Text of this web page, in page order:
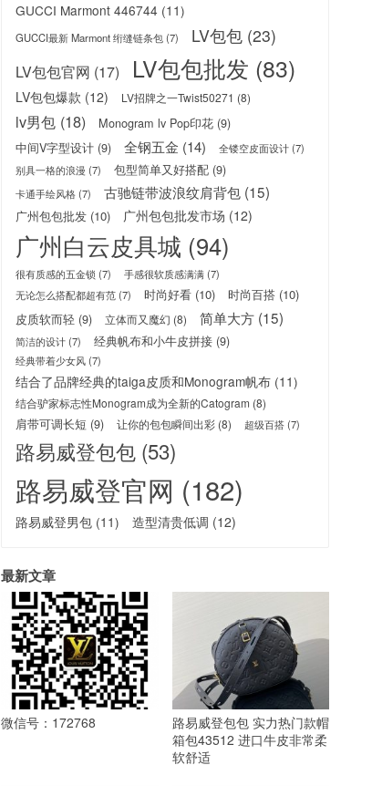
GUCCI Marmont 446744 (11)
GUCCI最新 Marmont 绗缝链条包(7) LV包包 (23)
LV包包官网 (17) LV包包批发 (83)
LV包包爆款 (12) LV招牌之一Twist50271 (8)
lv男包 (18) Monogram lv Pop印花 (9)
中间V字型设计 (9) 全钢五金 (14) 全镂空皮面设计(7)
别具一格的浪漫 (7) 包型简单又好搭配 (9)
卡通手绘风格(7) 古驰链带波浪纹肩背包 (15)
广州包包批发 (10) 广州包包批发市场 (12)
广州白云皮具城 (94)
很有质感的五金锁 (7) 手感很软质感满满(7)
无论怎么搭配都超有范(7) 时尚好看 (10) 时尚百搭 (10)
皮质软而轻 (9) 立体而又魔幻 (8) 简单大方 (15)
简洁的设计(7) 经典帆布和小牛皮拼接 (9)
经典带着少女风(7)
结合了品牌经典的taiga皮质和Monogram帆布 (11)
结合驴家标志性Monogram成为全新的Catogram (8)
肩带可调长短 (9) 让你的包包瞬间出彩 (8) 超级百搭(7)
路易威登包包 (53)
路易威登官网 (182)
路易威登男包 (11) 造型清贵低调 (12)
最新文章
微信号：172768
路易威登包包 实力热门款帽
箱包43512 进口牛皮非常柔
软舒适